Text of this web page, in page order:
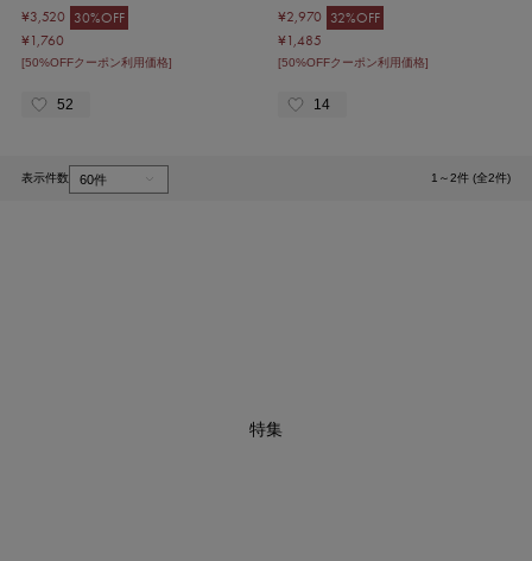
¥3,520 30%OFF
¥1,760
[50%OFFクーポン利用価格]
52
¥2,970 32%OFF
¥1,485
[50%OFFクーポン利用価格]
14
表示件数 1～2件 (全2件)
特集